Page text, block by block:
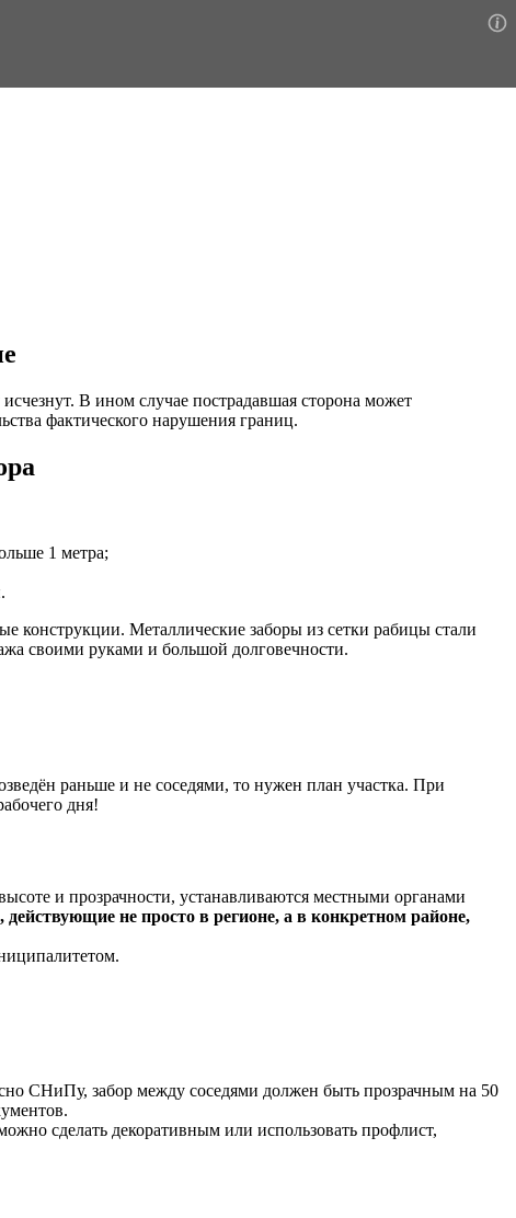
В ином случае пострадавшая сторона может
фактического нарушения границ.
1 метра;
конструкции. Металлические заборы из сетки рабицы стали
своими руками и большой долговечности.
раньше и не соседями, то нужен план участка. При
дня!
и прозрачности, устанавливаются местными органами
не просто в регионе, а в конкретном районе,
СНиПу, забор между соседями должен быть прозрачным на 50
сделать декоративным или использовать профлист,